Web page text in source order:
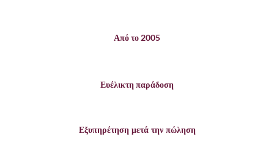
Από το 2005
Ευέλικτη παράδοση
Εξυπηρέτηση μετά την πώληση